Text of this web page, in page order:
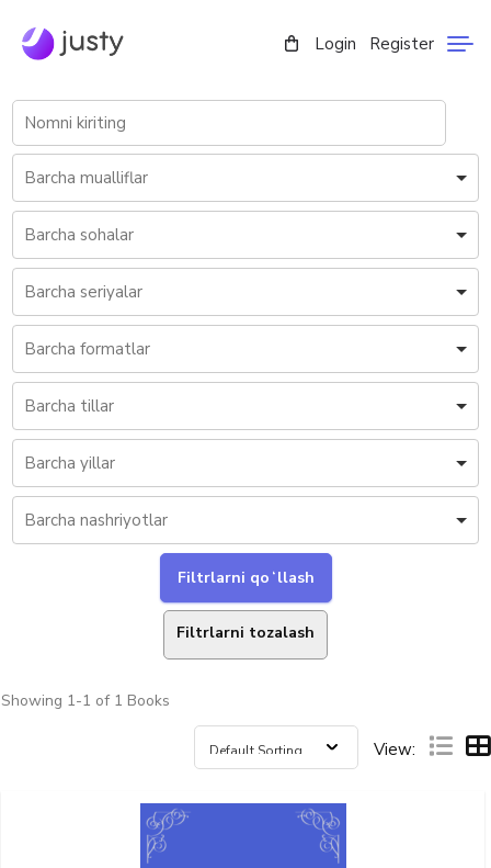
Login Register
Filtrlarni tozalash
Showing 1-1 of 1 Books
View: